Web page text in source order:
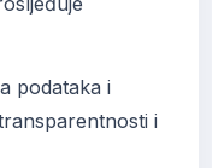
podataka i
i